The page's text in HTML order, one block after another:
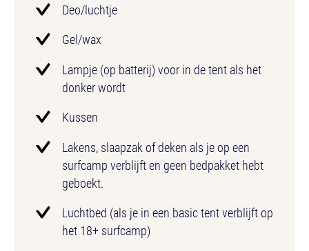
Deo/luchtje
Gel/wax
Lampje (op batterij) voor in de tent als het
donker wordt
Kussen
Lakens, slaapzak of deken als je op een
surfcamp verblijft en geen bedpakket hebt
geboekt.
Luchtbed (als je in een basic tent verblijft op
het 18+ surfcamp)​​​​​​